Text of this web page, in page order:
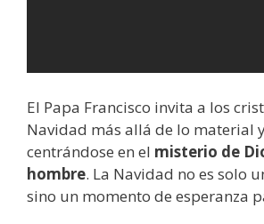
El Papa Francisco invita a los
Navidad más allá de lo material
centrándose en el misterio de
hombre. La Navidad no es solo
sino un momento de esperanza